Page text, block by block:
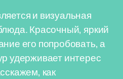
и визуальная
Красочный, яркий
его попробовать, а
удерживает интерес
как